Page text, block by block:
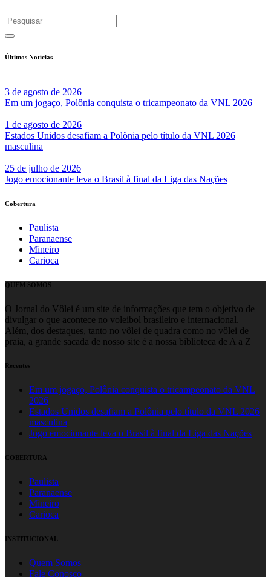
Últimos Notícias
3 de agosto de 2026
Em um jogaço, Polônia conquista o tricampeonato da VNL 2026
1 de agosto de 2026
Estados Unidos desafiam a Polônia pelo título da VNL 2026
masculina
25 de julho de 2026
Jogo emocionante leva o Brasil à final da Liga das Nações
Cobertura
Paulista
Paranaense
Mineiro
Carioca
QUEM SOMOS
O Jornal do Vôlei é um site de informações que tem o objetivo de
divulgar o que acontece no voleibol brasileiro e internacional.
Além, dos destaques, tanto no vôlei de quadra como no vôlei de
praia, a grande sacada de nosso site é a nossa biblioteca de A a Z
Recentes
Em um jogaço, Polônia conquista o tricampeonato da VNL
2026
Estados Unidos desafiam a Polônia pelo título da VNL 2026
masculina
Jogo emocionante leva o Brasil à final da Liga das Nações
COBERTURA
Paulista
Paranaense
Mineiro
Carioca
INSTITUCIONAL
Quem Somos
Fale Conosco